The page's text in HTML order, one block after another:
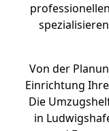
Von der
Einrichtung
Die
in